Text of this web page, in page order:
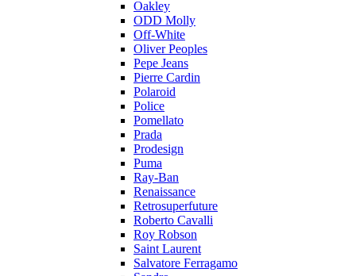
Oakley
ODD Molly
Off-White
Oliver Peoples
Pepe Jeans
Pierre Cardin
Polaroid
Police
Pomellato
Prada
Prodesign
Puma
Ray-Ban
Renaissance
Retrosuperfuture
Roberto Cavalli
Roy Robson
Saint Laurent
Salvatore Ferragamo